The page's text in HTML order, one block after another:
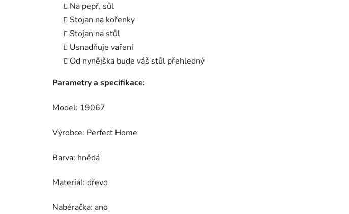
Na pepř, sůl
Stojan na kořenky
Stojan na stůl
Usnadňuje vaření
Od nynějška bude váš stůl přehledný
Parametry a specifikace:
Model: 19067
Výrobce: Perfect Home
Barva: hnědá
Materiál: dřevo
Naběračka: ano